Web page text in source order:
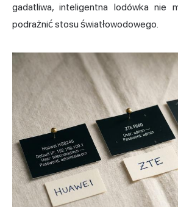
gadatliwa, inteligentna lodówka nie
podrażnić stosu światłowodowego.